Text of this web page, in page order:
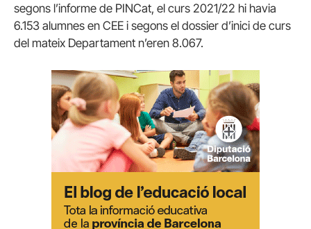
segons l’informe de PINCat, el curs 2021/22 hi havia
6.153 alumnes en CEE i segons el dossier d’inici de curs
del mateix Departament n’eren 8.067.